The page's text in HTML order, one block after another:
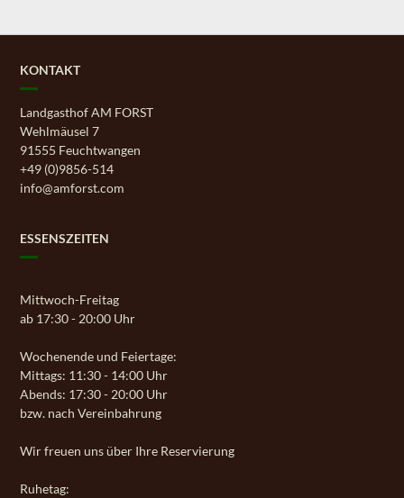
KONTAKT
Landgasthof AM FORST
Wehlmäusel 7
91555 Feuchtwangen
+49 (0)9856-514
info@amforst.com
ESSENSZEITEN
Mittwoch-Freitag
ab 17:30 - 20:00 Uhr
Wochenende und Feiertage:
Mittags: 11:30 - 14:00 Uhr
Abends: 17:30 - 20:00 Uhr
bzw. nach Vereinbahrung
Wir freuen uns über Ihre Reservierung
Ruhetag: